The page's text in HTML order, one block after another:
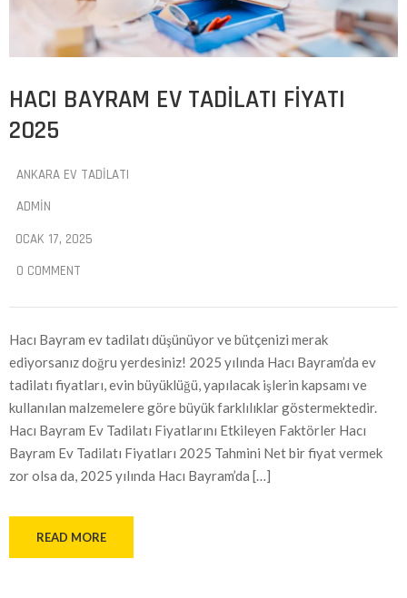
HACI BAYRAM EV TADILATI FIYATI
2025
ANKARA EV TADILATI
ADMIN
OCAK 17, 2025
0 COMMENT
Hacı Bayram ev tadilatı düşünüyor ve bütçenizi merak
ediyorsanız doğru yerdesiniz! 2025 yılında Hacı Bayram’da ev
tadilatı fiyatları, evin büyüklüğü, yapılacak işlerin kapsamı ve
kullanılan malzemelere göre büyük farklılıklar göstermektedir.
Hacı Bayram Ev Tadilatı Fiyatlarını Etkileyen Faktörler Hacı
Bayram Ev Tadilatı Fiyatları 2025 Tahmini Net bir fiyat vermek
zor olsa da, 2025 yılında Hacı Bayram’da […]
READ MORE